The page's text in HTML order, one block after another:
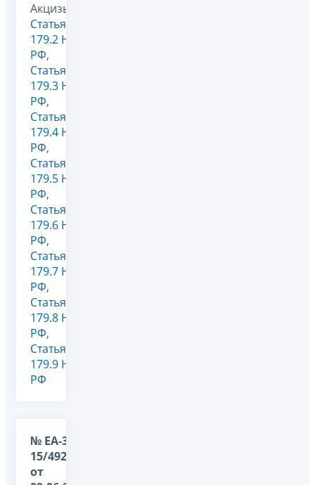
Акцизы,
Статья
179.2 НК
РФ,
Статья
179.3 НК
РФ,
Статья
179.4 НК
РФ,
Статья
179.5 НК
РФ,
Статья
179.6 НК
РФ,
Статья
179.7 НК
РФ,
Статья
179.8 НК
РФ,
Статья
179.9 НК
РФ
№ ЕА-36-
15/4924@
от